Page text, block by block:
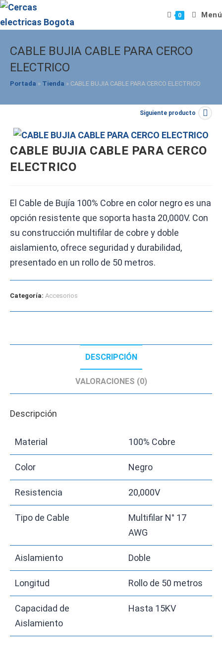
Saltar
contenido
0 Menú
CABLE BUJIA CABLE PARA CERCO
ELECTRICO
Portada » Tienda » CABLE BUJIA CABLE PARA CERCO ELECTRICO
Siguiente producto
CABLE BUJIA CABLE PARA CERCO
ELECTRICO
El Cable de Bujía 100% Cobre en color negro es una
opción resistente que soporta hasta 20,000V. Con
su construcción multifilar de cobre y doble
aislamiento, ofrece seguridad y durabilidad,
presentado en un rollo de 50 metros.
Categoría: Accesorios
DESCRIPCIÓN
VALORACIONES (0)
Descripción
Material 100% Cobre
Color Negro
Resistencia 20,000V
Tipo de Cable
Multifilar N° 17
AWG
Aislamiento Doble
Longitud Rollo de 50 metros
Capacidad de
Aislamiento
Hasta 15KV